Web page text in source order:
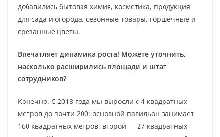
добавились бытовая химия, косметика, продукция
для сада и огорода, сезонные товары, горшечные и
срезанные цветы.
Впечатляет динамика роста! Можете уточнить,
насколько расширились площади и штат
сотрудников?
Конечно. С 2018 года мы выросли с 4 квадратных
метров до почти 200: основной павильон занимает
160 квадратных метров, второй — 27 квадратных